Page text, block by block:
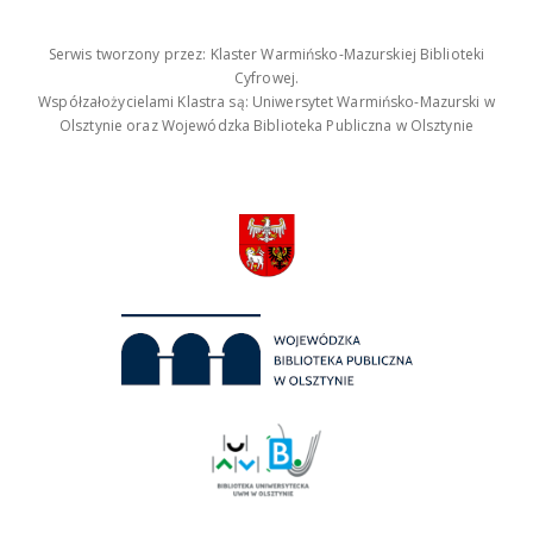
Serwis tworzony przez: Klaster Warmińsko-Mazurskiej Biblioteki
Cyfrowej.
Współzałożycielami Klastra są: Uniwersytet Warmińsko-Mazurski w
Olsztynie oraz Wojewódzka Biblioteka Publiczna w Olsztynie